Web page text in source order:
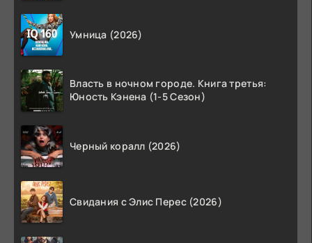
Умница (2026)
Власть в ночном городе. Книга третья:
Юность Кэнена (1-5 Сезон)
Черный коралл (2026)
Свидания с Элис Перес (2026)